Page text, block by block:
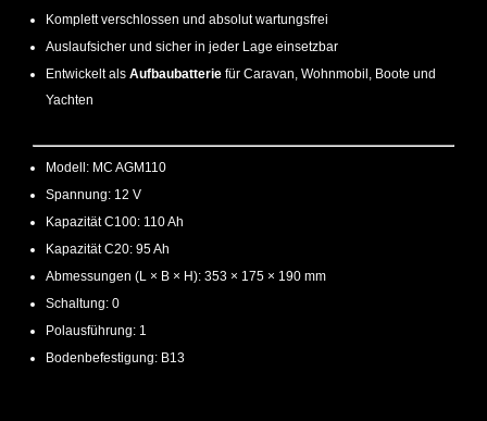
Komplett verschlossen und absolut wartungsfrei
Auslaufsicher und sicher in jeder Lage einsetzbar
Entwickelt als Aufbaubatterie für Caravan, Wohnmobil, Boote und
Yachten
Modell: MC AGM110
Spannung: 12 V
Kapazität C100: 110 Ah
Kapazität C20: 95 Ah
Abmessungen (L × B × H): 353 × 175 × 190 mm
Schaltung: 0
Polausführung: 1
Bodenbefestigung: B13